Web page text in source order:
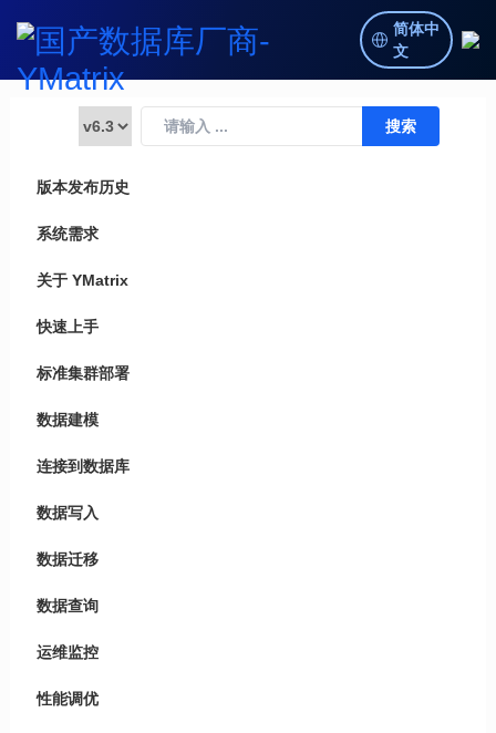
简体中
文
版本发布历史
系统需求
关于 YMatrix
快速上手
标准集群部署
数据建模
连接到数据库
数据写入
数据迁移
数据查询
运维监控
性能调优